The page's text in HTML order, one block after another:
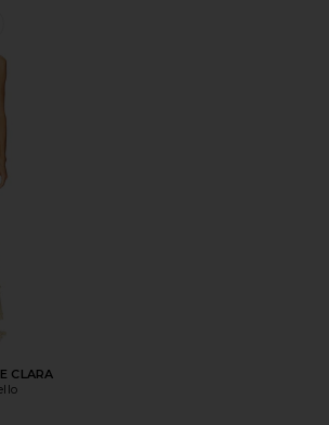
ВЕЧЕРНЕЕ ПЛАТЬЕ CLARA
CLARA